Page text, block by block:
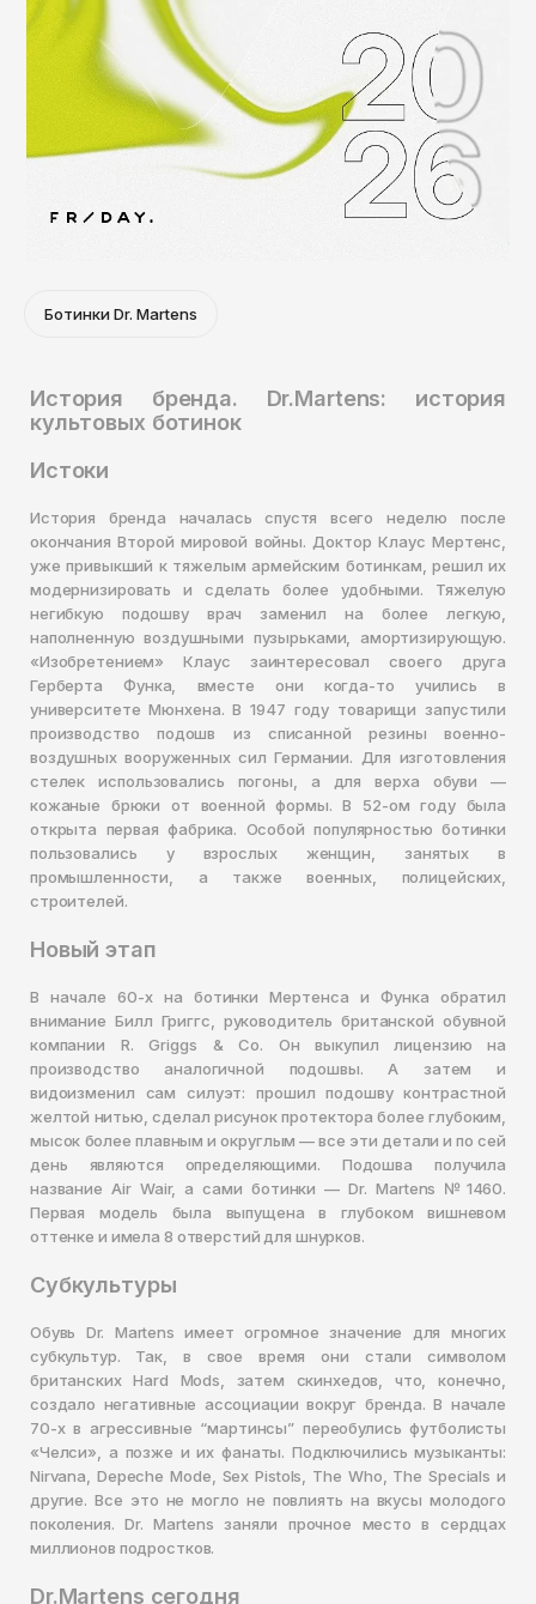
Ботинки Dr. Martens
История бренда. Dr.Martens: история
культовых ботинок
Истоки
История бренда началась спустя всего неделю после
окончания Второй мировой войны. Доктор Клаус Мертенс,
уже привыкший к тяжелым армейским ботинкам, решил их
модернизировать и сделать более удобными. Тяжелую
негибкую подошву врач заменил на более легкую,
наполненную воздушными пузырьками, амортизирующую.
«‎Изобретением»‎ Клаус заинтересовал своего друга
Герберта Функа, вместе они когда-то учились в
университете Мюнхена. В 1947 году товарищи запустили
производство подошв из списанной резины военно-
воздушных вооруженных сил Германии. Для изготовления
стелек использовались погоны, а для верха обуви —
кожаные брюки от военной формы. В 52-ом году была
открыта первая фабрика. Особой популярностью ботинки
пользовались у взрослых женщин, занятых в
промышленности, а также военных, полицейских,
строителей.
Новый этап
В начале 60-х на ботинки Мертенса и Функа обратил
внимание Билл Григгс, руководитель британской обувной
компании R. Griggs & Co. Он выкупил лицензию на
производство аналогичной подошвы. А затем и
видоизменил сам силуэт: прошил подошву контрастной
желтой нитью, сделал рисунок протектора более глубоким,
мысок более плавным и округлым — все эти детали и по сей
день являются определяющими. Подошва получила
название Air Wair, а сами ботинки — Dr. Martens №1460.
Первая модель была выпущена в глубоком вишневом
оттенке и имела 8 отверстий для шнурков.
Субкультуры
Обувь Dr. Martens имеет огромное значение для многих
субкультур. Так, в свое время они стали символом
британских Hard Mods, затем скинхедов, что, конечно,
создало негативные ассоциации вокруг бренда. В начале
70-х в агрессивные “мартинсы” переобулись футболисты
«‎Челси»‎, а позже и их фанаты. Подключились музыканты:
Nirvana, Depeche Mode, Sex Pistols, The Who, The Specials и
другие. Все это не могло не повлиять на вкусы молодого
поколения. Dr. Martens заняли прочное место в сердцах
миллионов подростков.
Dr.Martens сегодня